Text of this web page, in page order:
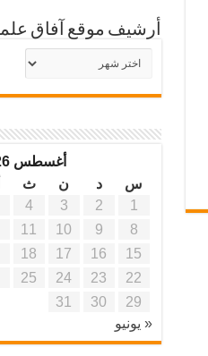
أرشيف موقع آفاق
أرشيف
موقع
أغسطس 2026
س
د ن ث
1
2
3
4
8
9
10
11
15
16
17
18
22
23
24
25
29
30
31
« يونيو